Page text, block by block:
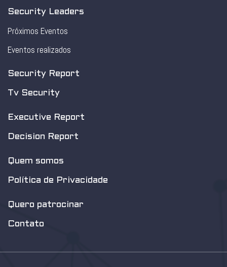
Security Leaders
Próximos Eventos
Eventos realizados
Security Report
Tv Security
Executive Report
Decision Report
Quem somos
Política de Privacidade
Quero patrocinar
Contato